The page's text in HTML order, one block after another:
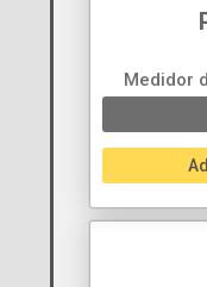
Medidor